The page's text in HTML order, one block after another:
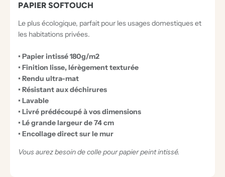
O
N
N
PAPIER SOFTOUCH
Le plus écologique, parfait pour les usages domestiques et
les habitations privées.
• Papier intissé 180g/m2
• Finition lisse, lérègement texturée
• Rendu ultra-mat
• Résistant aux déchirures
• Lavable
• Livré prédécoupé à vos dimensions
• Lé grande largeur de 74 cm
• Encollage direct sur le mur
Vous aurez besoin de colle pour papier peint intissé.